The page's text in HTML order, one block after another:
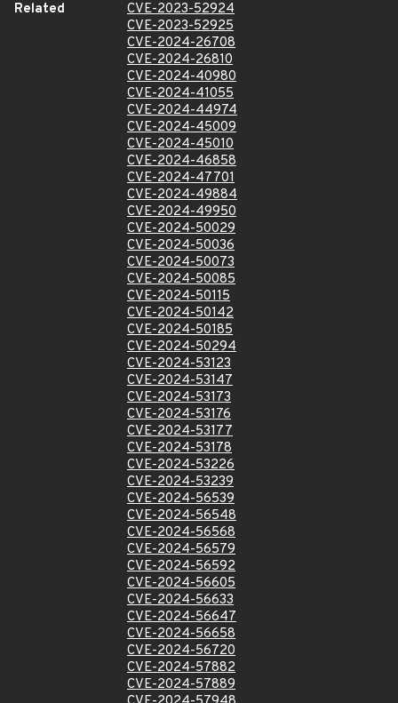
Related
CVE-2023-52924
CVE-2023-52925
CVE-2024-26708
CVE-2024-26810
CVE-2024-40980
CVE-2024-41055
CVE-2024-44974
CVE-2024-45009
CVE-2024-45010
CVE-2024-46858
CVE-2024-47701
CVE-2024-49884
CVE-2024-49950
CVE-2024-50029
CVE-2024-50036
CVE-2024-50073
CVE-2024-50085
CVE-2024-50115
CVE-2024-50142
CVE-2024-50185
CVE-2024-50294
CVE-2024-53123
CVE-2024-53147
CVE-2024-53173
CVE-2024-53176
CVE-2024-53177
CVE-2024-53178
CVE-2024-53226
CVE-2024-53239
CVE-2024-56539
CVE-2024-56548
CVE-2024-56568
CVE-2024-56579
CVE-2024-56592
CVE-2024-56605
CVE-2024-56633
CVE-2024-56647
CVE-2024-56658
CVE-2024-56720
CVE-2024-57882
CVE-2024-57889